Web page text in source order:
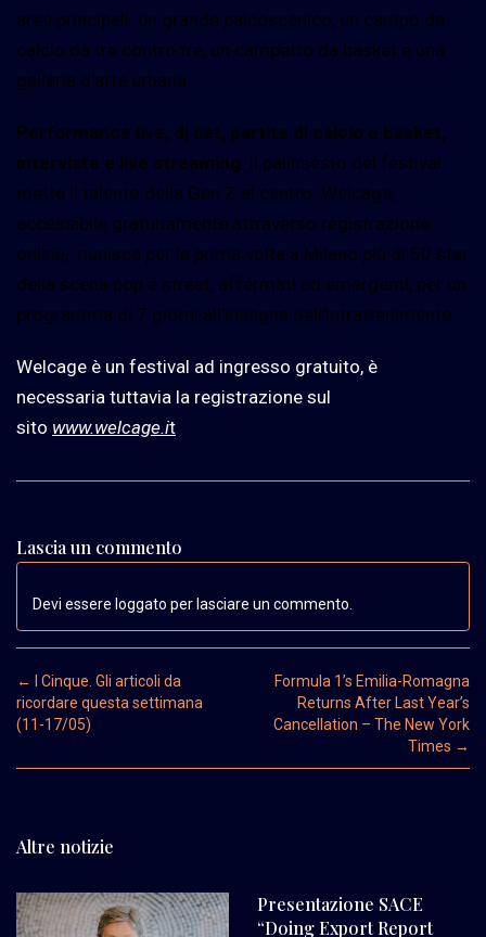
aree principali: un grande palcoscenico, un campo da
calcio da tre contro tre, un campetto da basket e una
galleria d’arte urbana.
Performance live, dj set, partite di calcio e basket,
interviste e live streaming: il palinsesto del festival
mette il talento della Gen Z al centro. Welcage,
accessibile gratuitamente attraverso registrazione
online, riunisce per la prima volta a Milano più di 50 star
della scena pop e street, affermati ed emergenti, per un
programma di 7 giorni all’insegna dell’intrattenimento.
Welcage è un festival ad ingresso gratuito, è
necessaria tuttavia la registrazione sul
sito www.welcage.it
Lascia un commento
Devi essere loggato per lasciare un commento.
Post navigation
←
I Cinque. Gli articoli da
ricordare questa settimana
(11-17/05)
Formula 1’s Emilia-Romagna
Returns After Last Year’s
Cancellation – The New York
Times →
Altre notizie
Presentazione SACE
“Doing Export Report